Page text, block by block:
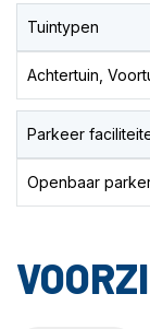
Tuintypen
Achtertuin,
Parkeer
Openbaar